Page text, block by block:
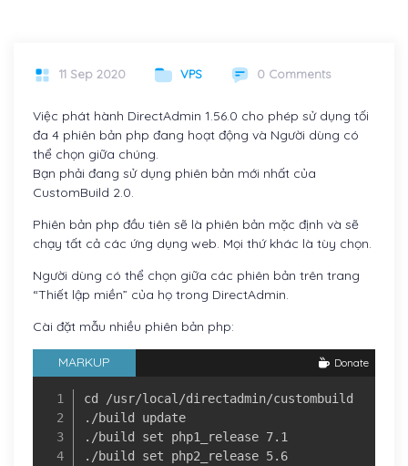
11 Sep 2020 VPS 0 Comments
Việc phát hành DirectAdmin 1.56.0 cho phép sử dụng tối
đa 4 phiên bản php đang hoạt động và Người dùng có
thể chọn giữa chúng.
Bạn phải đang sử dụng phiên bản mới nhất của
CustomBuild 2.0.
Phiên bản php đầu tiên sẽ là phiên bản mặc định và sẽ
chạy tất cả các ứng dụng web. Mọi thứ khác là tùy chọn.
Người dùng có thể chọn giữa các phiên bản trên trang
“Thiết lập miền” của họ trong DirectAdmin.
Cài đặt mẫu nhiều phiên bản php:
MARKUP Donate
cd /usr/local/directadmin/custombuild
./build update
./build set php1_release 7.1
./build set php2_release 5.6